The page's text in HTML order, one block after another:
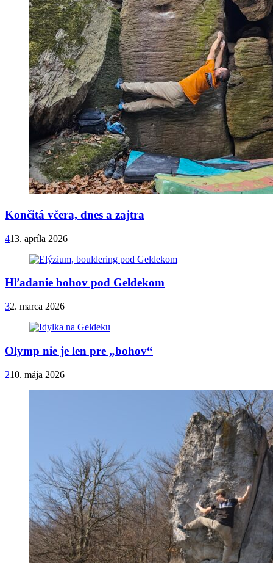
Končitá včera, dnes a zajtra
413. apríla 2026
Hľadanie bohov pod Geldekom
32. marca 2026
Olymp nie je len pre „bohov“
210. mája 2026